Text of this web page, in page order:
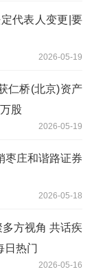
代表人变更|要
2026-05-19
仁桥(北京)资产
股
2026-05-19
枣庄和谐路证券
2026-05-18
方视角 共话疾
日热门
2026-05-16